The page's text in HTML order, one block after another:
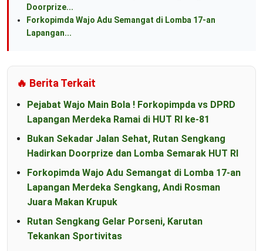
Doorprize...
Forkopimda Wajo Adu Semangat di Lomba 17-an
Lapangan...
🔥 Berita Terkait
Pejabat Wajo Main Bola ! Forkopimpda vs DPRD
Lapangan Merdeka Ramai di HUT RI ke-81
Bukan Sekadar Jalan Sehat, Rutan Sengkang
Hadirkan Doorprize dan Lomba Semarak HUT RI
Forkopimda Wajo Adu Semangat di Lomba 17-an
Lapangan Merdeka Sengkang, Andi Rosman
Juara Makan Krupuk
Rutan Sengkang Gelar Porseni, Karutan
Tekankan Sportivitas